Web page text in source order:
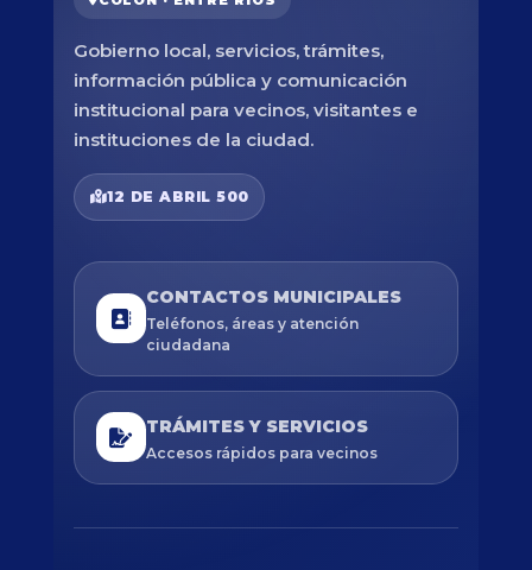
Gobierno local, servicios, trámites,
información pública y comunicación
institucional para vecinos, visitantes e
instituciones de la ciudad.
12 DE ABRIL 500
CONTACTOS MUNICIPALES
Teléfonos, áreas y atención
ciudadana
TRÁMITES Y SERVICIOS
Accesos rápidos para vecinos